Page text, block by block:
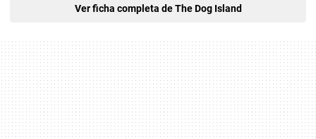
Ver ficha completa de The Dog Island